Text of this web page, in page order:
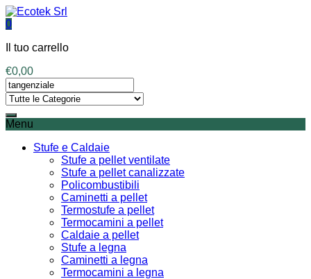
0
Il tuo carrello
€0,00
Menu
Stufe e Caldaie
Stufe a pellet ventilate
Stufe a pellet canalizzate
Policombustibili
Caminetti a pellet
Termostufe a pellet
Termocamini a pellet
Caldaie a pellet
Stufe a legna
Caminetti a legna
Termocamini a legna